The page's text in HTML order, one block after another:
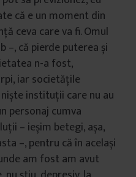
că e un moment din
ceva care va fi. Omul
–, că pierde puterea și
n-a fost,
iar societățile
instituții care nu au
personaj cumva
– ieșim betegi, așa,
–, pentru că în același
am fost am avut